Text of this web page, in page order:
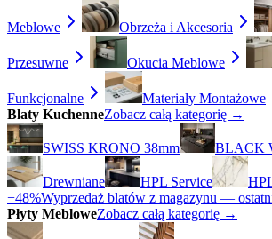
Meblowe Obrzeża i Akcesoria
Przesuwne Okucia Meblowe
Funkcjonalne
Materiały Montażowe
Blaty KuchenneZobacz całą kategorię →
SWISS KRONO 38mm BLACK
Drewniane HPL Service
−48%Wyprzedaż blatów z magazynu —
Płyty MebloweZobacz całą kategorię →